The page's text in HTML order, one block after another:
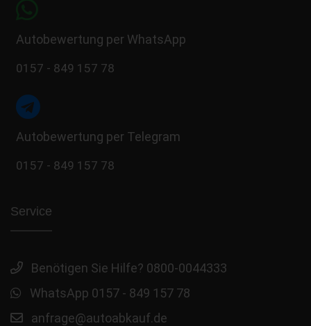
Autobewertung per WhatsApp
0157 - 849 157 78
Autobewertung per Telegram
0157 - 849 157 78
Service
Benötigen Sie Hilfe? 0800-0044333
WhatsApp 0157 - 849 157 78
anfrage@autoabkauf.de